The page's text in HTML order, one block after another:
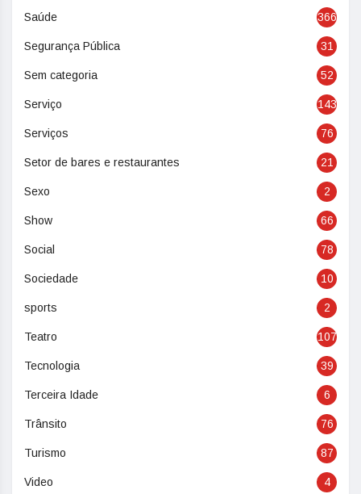
Saúde 366
Segurança Pública 31
Sem categoria 52
Serviço 143
Serviços 76
Setor de bares e restaurantes 21
Sexo 2
Show 66
Social 78
Sociedade 10
sports 2
Teatro 107
Tecnologia 39
Terceira Idade 6
Trânsito 76
Turismo 87
Video 4